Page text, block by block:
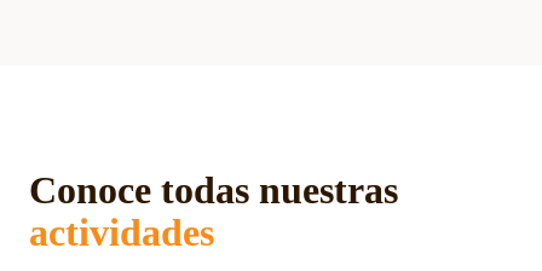
Conoce todas nuestras
actividades